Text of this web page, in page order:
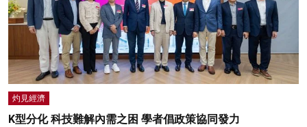
灼見經濟
K型分化 科技難解內需之困 學者倡政策協同發力